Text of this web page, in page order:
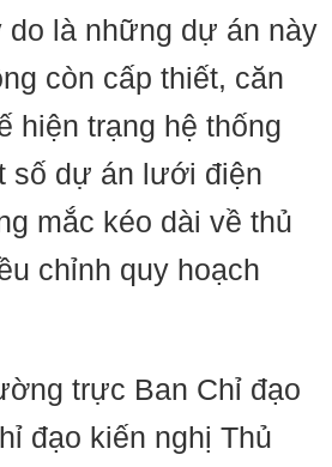
do là những dự án này
còn cấp thiết, căn
hiện trạng hệ thống
số dự án lưới điện
mắc kéo dài về thủ
chỉnh quy hoạch
trực Ban Chỉ đạo
đạo kiến nghị Thủ